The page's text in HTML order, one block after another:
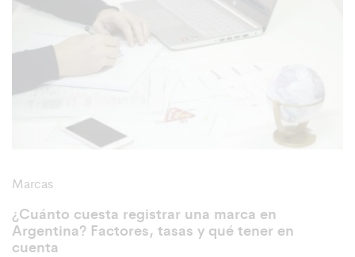
Marcas
¿Cuánto cuesta registrar una marca en
Argentina? Factores, tasas y qué tener en
cuenta